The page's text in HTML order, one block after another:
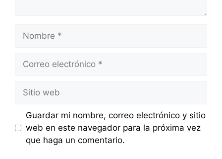
Nombre
Correo
Sitio
web
Guardar mi nombre, correo electrónico y sitio
web en este navegador para la próxima vez
que haga un comentario.